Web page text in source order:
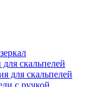
скальпелей
для скальпелей
с ручкой